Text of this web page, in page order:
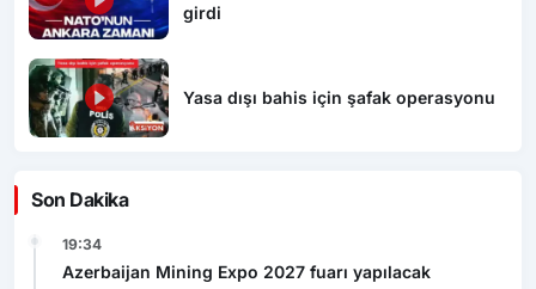
girdi
Yasa dışı bahis için şafak operasyonu
Son Dakika
19:34
Azerbaijan Mining Expo 2027 fuarı yapılacak